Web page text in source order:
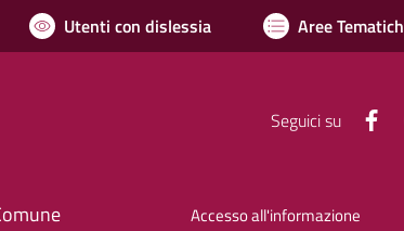
Utenti con dislessia Aree
Seguici su
Accesso all'informazione